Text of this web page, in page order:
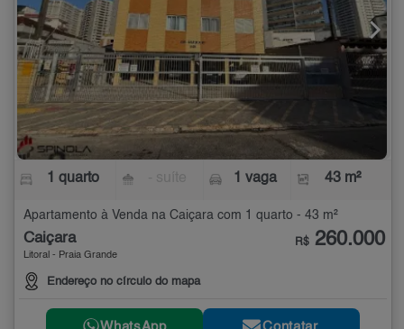
1 quarto 1 vaga 43 m²
Apartamento à Venda na Caiçara com 1 quarto - 43 m²
Caiçara
Litoral - Praia Grande
Endereço no círculo do mapa
R$ 260.000